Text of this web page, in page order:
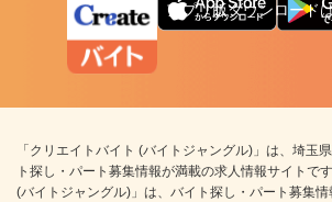
アプリ版ダウンロード
「クリエイトバイト (バイトジャングル)」は、埼玉
ト探し・パート募集情報が満載の求人情報サイトで
(バイトジャングル)」は、バイト探し・パート募集